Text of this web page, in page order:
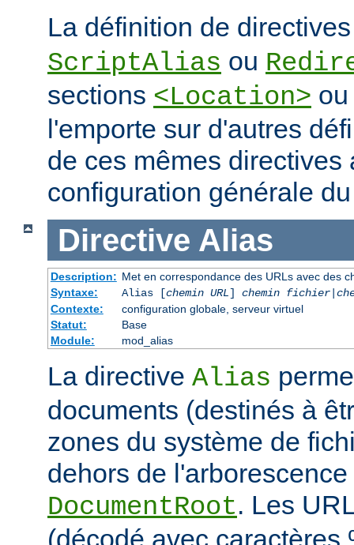
La définition de
ScriptAlias ou
sections <Location>
l'emporte sur d'autres
de ces mêmes directives
configuration générale
Directive Alias
Description: Met en correspondance des URLs avec des
Syntaxe:
Alias [chemin URL] chemin fichier|
Contexte:
configuration globale, serveur virtuel
Statut:
Base
Module:
mod_alias
La directive Alias
documents (destinés à
zones du système de
dehors de
DocumentRoot. Les
(décodé avec caractères